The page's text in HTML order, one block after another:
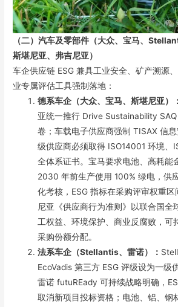
（二）汽车及零部件（大众、宝马、
斯堪尼亚、弗吉尼亚）
车企供应链 ESG 兼具工业安全、矿产溯源
业专属评估工具强制落地：
德系车企（大众、宝马、斯堪尼亚）：
亚统一推行 Drive Sustainability
卷；车载电子供应商强制 TISAX 信
级供应商必须取得 ISO14001 环境、
全体系证书。宝马要求电池、高耗能
2030 年前生产使用 100% 绿电，供
化考核，ESG 指标在采购评审权重
尼亚《供应商行为准则》以联合国全
工权益、环境保护、商业反腐败，可
采购份额分配。
法系车企（Stellantis、雷诺）：
EcoVadis 第三方 ESG 评级设为一级
雷诺 futuREady 可持续战略明确，
取消新项目投标资格；电池、铝、钢